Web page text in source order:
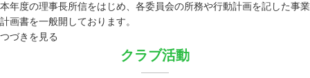
本年度の理事長所信をはじめ、各委員会の所務や行動計画を記した事業
計画書を一般開しております。
つづきを見る
クラブ活動